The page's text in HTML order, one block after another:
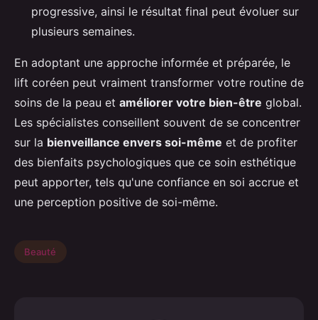
progressive, ainsi le résultat final peut évoluer sur
plusieurs semaines.
En adoptant une approche informée et préparée, le
lift coréen peut vraiment transformer votre routine de
soins de la peau et améliorer votre bien-être global.
Les spécialistes conseillent souvent de se concentrer
sur la bienveillance envers soi-même et de profiter
des bienfaits psychologiques que ce soin esthétique
peut apporter, tels qu'une confiance en soi accrue et
une perception positive de soi-même.
Beauté